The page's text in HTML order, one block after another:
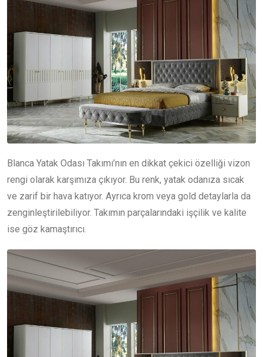
Blanca Yatak Odası Takımı’nın en dikkat çekici özelliği vizon
rengi olarak karşımıza çıkıyor. Bu renk, yatak odanıza sıcak
ve zarif bir hava katıyor. Ayrıca krom veya gold detaylarla da
zenginleştirilebiliyor. Takımın parçalarındaki işçilik ve kalite
ise göz kamaştırıcı.